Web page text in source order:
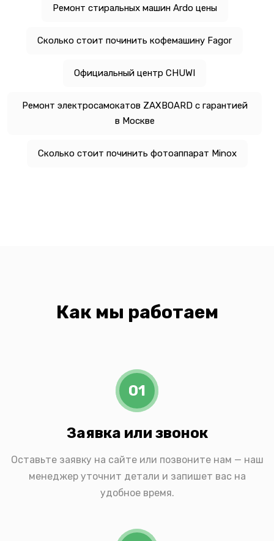
Ремонт стиральных машин Ardo цены
Сколько стоит починить кофемашину Fagor
Официальный центр CHUWI
Ремонт электросамокатов ZAXBOARD с гарантией
в Москве
Сколько стоит починить фотоаппарат Minox
Как мы работаем
01
Заявка или звонок
Оставьте заявку на сайте или позвоните нам — наш
менеджер уточнит детали и запишет вас на
удобное время.